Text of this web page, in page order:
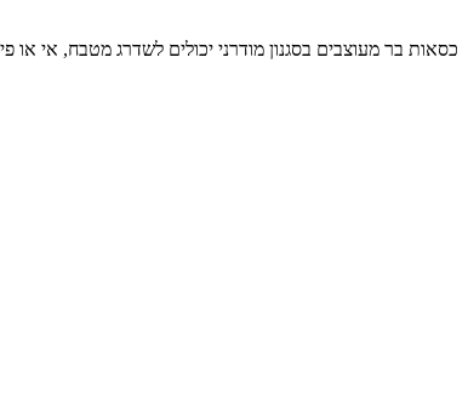
כסאות בר מעוצבים בסגנון מודרני יכולים לשדרג מטבח, אי או